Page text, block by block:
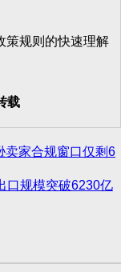
规则的快速理解
载
卖家合规窗口仅剩6
口规模突破6230亿